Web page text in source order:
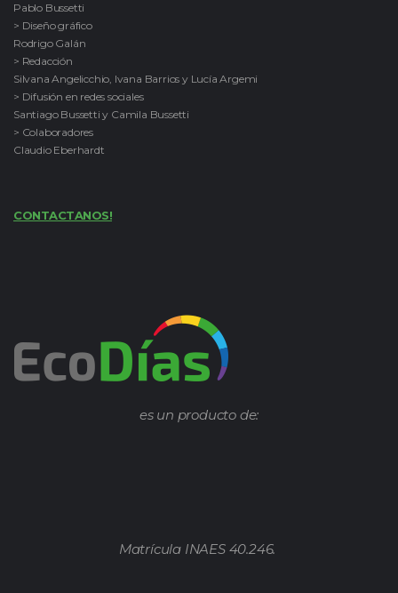
Pablo Bussetti
> Diseño gráfico
Rodrigo Galán
> Redacción
Silvana Angelicchio, Ivana Barrios y Lucía Argemi
> Difusión en redes sociales
Santiago Bussetti y Camila Bussetti
> Colaboradores
Claudio Eberhardt
CONTACTANOS!
es un producto de:
Matrícula INAES 40.246.